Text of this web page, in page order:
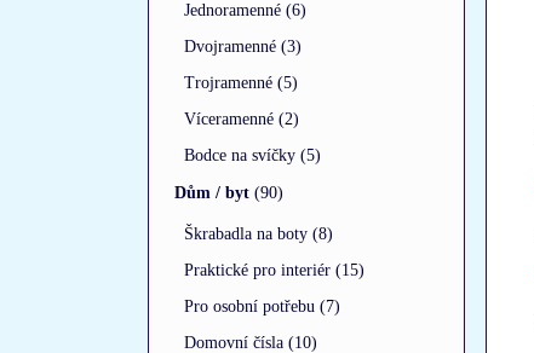
Jednoramenné (6)
Dvojramenné (3)
Trojramenné (5)
Víceramenné (2)
Bodce na svíčky (5)
Dům / byt (90)
Škrabadla na boty (8)
Praktické pro interiér (15)
Pro osobní potřebu (7)
Domovní čísla (10)